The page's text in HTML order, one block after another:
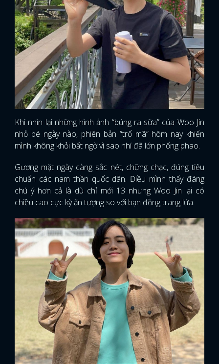
Khi nhìn lại những hình ảnh “búng ra sữa” của Woo Jin
nhỏ bé ngày nào, phiên bản “trổ mã” hôm nay khiến
mình không khỏi bất ngờ vì sao nhí đã lớn phổng phao.
Gương mặt ngày càng sắc nét, chững chạc, đúng tiêu
chuẩn các nam thần quốc dân. Điều mình thấy đáng
chú ý hơn cả là dù chỉ mới 13 nhưng Woo Jin lại có
chiều cao cực kỳ ấn tượng so với bạn đồng trang lứa.